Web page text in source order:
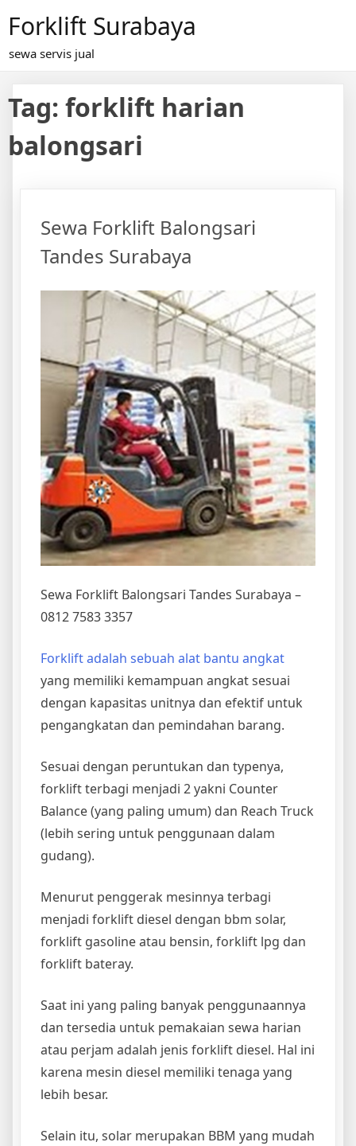
Forklift Surabaya
sewa servis jual
Tag: forklift harian
balongsari
Sewa Forklift Balongsari
Tandes Surabaya
Sewa Forklift Balongsari Tandes Surabaya –
0812 7583 3357
Forklift adalah sebuah alat bantu angkat
yang memiliki kemampuan angkat sesuai
dengan kapasitas unitnya dan efektif untuk
pengangkatan dan pemindahan barang.
Sesuai dengan peruntukan dan typenya,
forklift terbagi menjadi 2 yakni Counter
Balance (yang paling umum) dan Reach Truck
(lebih sering untuk penggunaan dalam
gudang).
Menurut penggerak mesinnya terbagi
menjadi forklift diesel dengan bbm solar,
forklift gasoline atau bensin, forklift lpg dan
forklift bateray.
Saat ini yang paling banyak penggunaannya
dan tersedia untuk pemakaian sewa harian
atau perjam adalah jenis forklift diesel. Hal ini
karena mesin diesel memiliki tenaga yang
lebih besar.
Selain itu, solar merupakan BBM yang mudah